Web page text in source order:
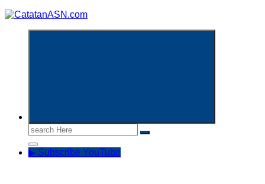
Search
for:
▶ Subscribe YouTube